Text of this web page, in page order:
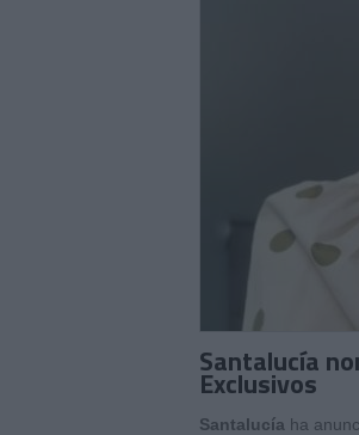
Santalucía
Exclusivos
Santalucía ha